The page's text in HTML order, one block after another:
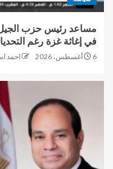
مساعد رئيس حزب
في إغاثة غزة رغم
6 أغسطس، 2026 احمد